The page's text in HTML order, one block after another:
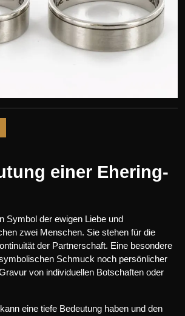
einer Ehering-
Symbol der ewigen Liebe und
zwei Menschen. Sie stehen für die
der Partnerschaft. Eine besondere
Schmuck noch persönlicher
von individuellen Botschaften oder
eine tiefe Bedeutung haben und den